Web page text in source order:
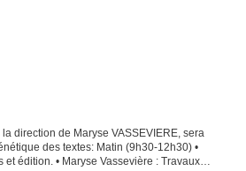
direction de Maryse VASSEVIERE, sera
des textes: Matin (9h30-12h30) •
édition. • Maryse Vassevière : Travaux